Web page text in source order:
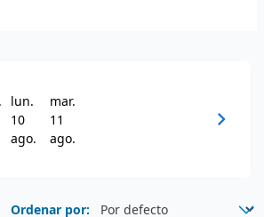
lun.
10
ago.
mar.
11
ago.
chevron_right
Ordenar por: